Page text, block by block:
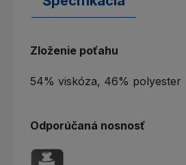
Zloženie poťahu
54% viskóza, 46% polyester
Odporúčaná nosnosť